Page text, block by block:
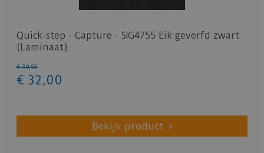
Quick-step - Capture - SIG4755 Eik geverfd zwart
(Laminaat)
€ 39,95
€ 32 ,00
Bekijk product